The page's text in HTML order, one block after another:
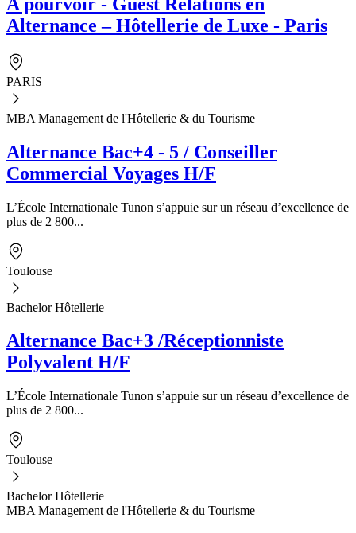
Alternance – Hôtellerie de Luxe - Paris
PARIS
MBA Management de l'Hôtellerie & du Tourisme
Alternance Bac+4 - 5 / Conseiller
Commercial Voyages H/F
L’École Internationale Tunon s’appuie sur un réseau d’excellence de
plus de 2 800...
Toulouse
Bachelor Hôtellerie
Alternance Bac+3 /Réceptionniste
Polyvalent H/F
L’École Internationale Tunon s’appuie sur un réseau d’excellence de
plus de 2 800...
Toulouse
Bachelor Hôtellerie
MBA Management de l'Hôtellerie & du Tourisme